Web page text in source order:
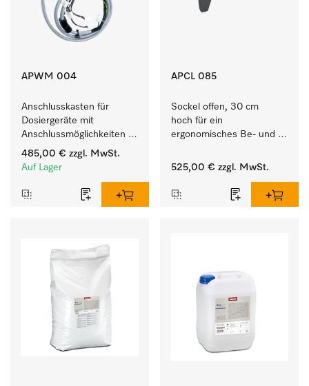
APWM 004
Anschlusskasten für
Dosiergeräte mit
Anschlussmöglichkeiten
für maximal 6
Dosierpumpen.
485,00 € zzgl. MwSt.
Auf Lager
APCL 085
Sockel offen, 30 cm
hoch für ein
ergonomisches Be- und
Waschmaschine und
525,00 € zzgl. MwSt.